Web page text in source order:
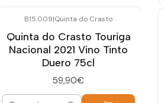
B15.009|Quinta do Crasto
Quinta do Crasto Touriga
Nacional 2021 Vino Tinto
Duero 75cl
59,90€